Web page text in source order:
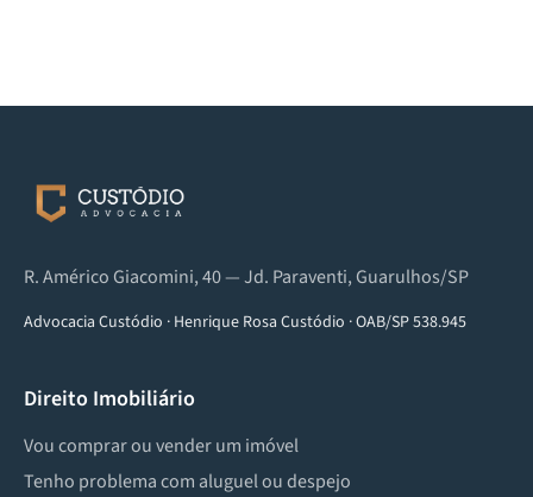
R. Américo Giacomini, 40 — Jd. Paraventi, Guarulhos/SP
Advocacia Custódio · Henrique Rosa Custódio ·OAB/SP 538.945
Direito Imobiliário
Vou comprar ou vender um imóvel
Tenho problema com aluguel ou despejo